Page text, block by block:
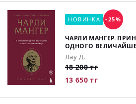
НОВИНКА -25%
ЧАРЛИ МАНГЕР.
ОДНОГО
Лау Д.
18 200 тг
13 650 тг